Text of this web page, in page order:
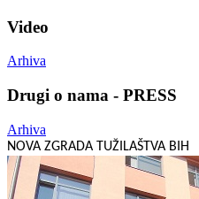
Video
Arhiva
Drugi o nama - PRESS
Arhiva
NOVA ZGRADA TUŽILAŠTVA BIH